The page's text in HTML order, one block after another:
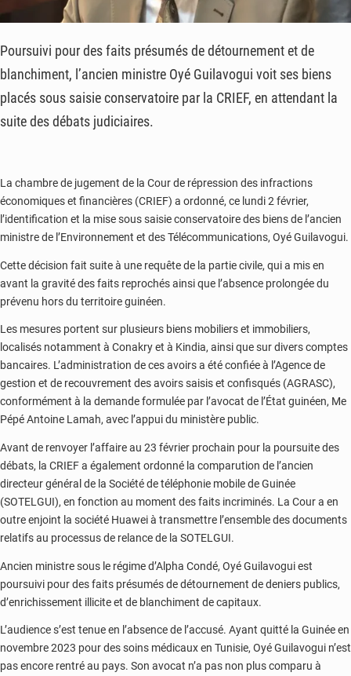
Poursuivi pour des faits présumés de détournement et de
blanchiment, l’ancien ministre Oyé Guilavogui voit ses biens
placés sous saisie conservatoire par la CRIEF, en attendant la
suite des débats judiciaires.
La chambre de jugement de la Cour de répression des infractions
économiques et financières (CRIEF) a ordonné, ce lundi 2 février,
l’identification et la mise sous saisie conservatoire des biens de l’ancien
ministre de l’Environnement et des Télécommunications, Oyé Guilavogui.
Cette décision fait suite à une requête de la partie civile, qui a mis en
avant la gravité des faits reprochés ainsi que l’absence prolongée du
prévenu hors du territoire guinéen.
Les mesures portent sur plusieurs biens mobiliers et immobiliers,
localisés notamment à Conakry et à Kindia, ainsi que sur divers comptes
bancaires. L’administration de ces avoirs a été confiée à l’Agence de
gestion et de recouvrement des avoirs saisis et confisqués (AGRASC),
conformément à la demande formulée par l’avocat de l’État guinéen, Me
Pépé Antoine Lamah, avec l’appui du ministère public.
Avant de renvoyer l’affaire au 23 février prochain pour la poursuite des
débats, la CRIEF a également ordonné la comparution de l’ancien
directeur général de la Société de téléphonie mobile de Guinée
(SOTELGUI), en fonction au moment des faits incriminés. La Cour a en
outre enjoint la société Huawei à transmettre l’ensemble des documents
relatifs au processus de relance de la SOTELGUI.
Ancien ministre sous le régime d’Alpha Condé, Oyé Guilavogui est
poursuivi pour des faits présumés de détournement de deniers publics,
d’enrichissement illicite et de blanchiment de capitaux.
L’audience s’est tenue en l’absence de l’accusé. Ayant quitté la Guinée en
novembre 2023 pour des soins médicaux en Tunisie, Oyé Guilavogui n’est
pas encore rentré au pays. Son avocat n’a pas non plus comparu à